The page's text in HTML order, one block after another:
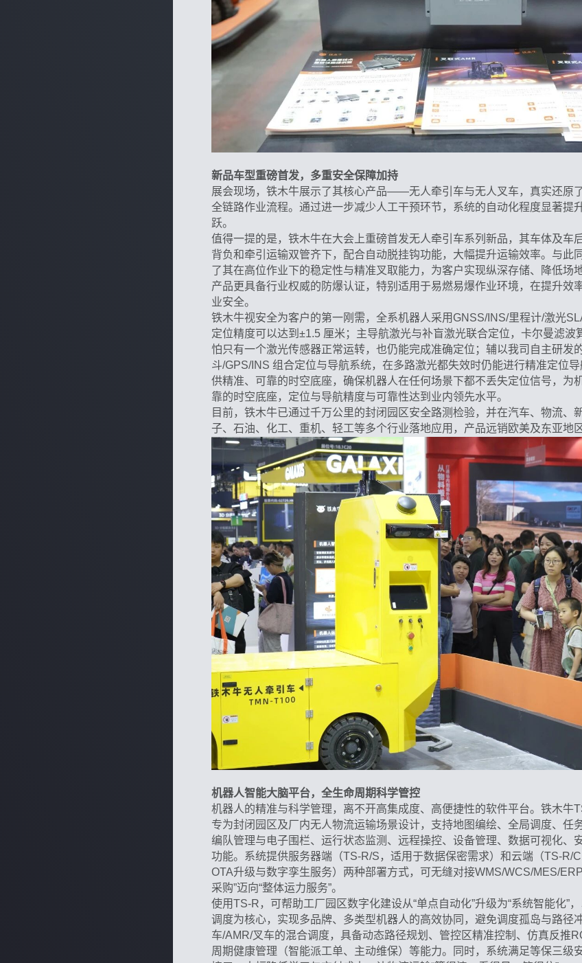
新品车型重磅首发，多重安全保障加持
展会现场，铁木牛展示了其核心产品——无人牵引车与无人叉车，真实还原
全链路作业流程。通过进一步减少人工干预环节，系统的自动化程度显著提
跃。
值得一提的是，铁木牛在大会上重磅首发无人牵引车系列新品，其车体及车
背负和牵引运输双管齐下，配合自动脱挂钩功能，大幅提升运输效率。与此
了其在高位作业下的稳定性与精准叉取能力，为客户实现纵深存储、降低场
产品更具备行业权威的防爆认证，特别适用于易燃易爆作业环境，在提升效
业安全。
铁木牛视安全为客户的第一刚需，全系机器人采用GNSS/INS/里程计/激光
定位精度可以达到±1.5 厘米；主导航激光与补盲激光联合定位，卡尔曼滤波
怕只有一个激光传感器正常运转，也仍能完成准确定位；辅以我司自主研发
斗/GPS/INS 组合定位与导航系统，在多路激光都失效时仍能进行精准定位
供精准、可靠的时空底座，确保机器人在任何场景下都不丢失定位信号，为
靠的时空底座，定位与导航精度与可靠性达到业内领先水平。
目前，铁木牛已通过千万公里的封闭园区安全路测检验，并在汽车、物流、
子、石油、化工、重机、轻工等多个行业落地应用，产品远销欧美及东亚地区
机器人智能大脑平台，全生命周期科学管控
机器人的精准与科学管理，离不开高集成度、高便捷性的软件平台。铁木牛
专为封闭园区及厂内无人物流运输场景设计，支持地图编绘、全局调度、任
编队管理与电子围栏、运行状态监测、远程操控、设备管理、数据可视化、
功能。系统提供服务器端（TS-R/S，适用于数据保密需求）和云端（TS-R/
OTA升级与数字孪生服务）两种部署方式，可无缝对接WMS/WCS/MES/
采购”迈向“整体运力服务”。
使用TS-R，可帮助工厂园区数字化建设从“单点自动化”升级为“系统智能化”
调度为核心，实现多品牌、多类型机器人的高效协同，避免调度孤岛与路径
车/AMR/叉车的混合调度，具备动态路径规划、管控区精准控制、仿真反推
周期健康管理（智能派工单、主动维保）等能力。同时，系统满足等保三级